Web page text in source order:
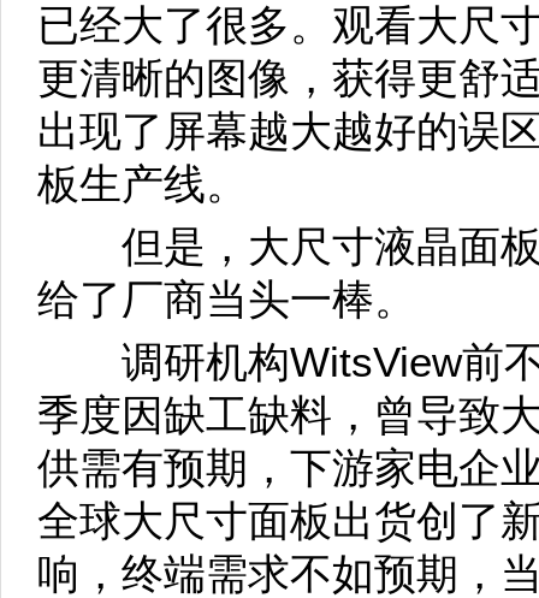
已经大了很多。观看大尺
更清晰的图像，获得更舒
出现了屏幕越大越好的误
板生产线。
但是，大尺寸液晶面板
给了厂商当头一棒。
调研机构WitsView前不
季度因缺工缺料，曾导致
供需有预期，下游家电企
全球大尺寸面板出货创了
响，终端需求不如预期，